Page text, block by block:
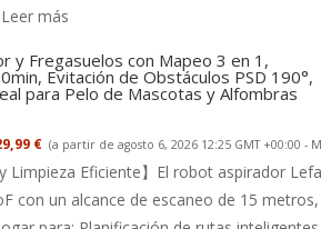
Leer más
y Fregasuelos con Mapeo 3 en 1,
Evitación de Obstáculos PSD 190°,
para Pelo de Mascotas y Alfombras
€ (a partir de agosto 6, 2026 12:25 GMT +00:00 -
Limpieza Eficiente】El robot aspirador
con un alcance de escaneo de 15 metros,